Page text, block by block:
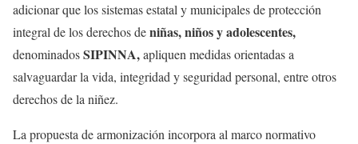
adicionar que los sistemas estatal y municipales de protección
integral de los derechos deniñas, niños y adolescentes,
denominadosSIPINNA,apliquen medidas orientadas a
salvaguardar la vida, integridad y seguridad personal, entre otros
derechos de la niñez.
La propuesta de armonización incorpora al marco normativo